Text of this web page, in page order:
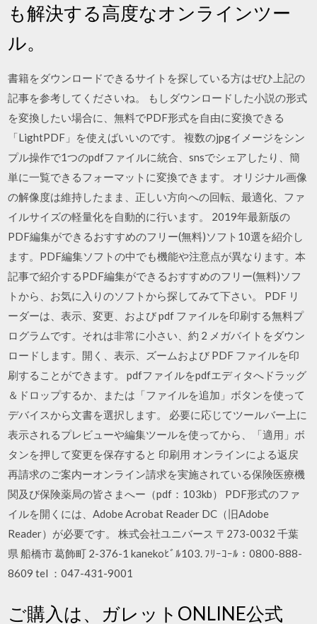
も解決する高度なオンラインツー
ル。
書籍をダウンロードできるサイトを探している方はぜひ上記の
記事を参考してくださいね。 もしダウンロードした小説の形式
を変換したい場合に、無料でPDF形式を自由に変換できる
「LightPDF」を使えばいいのです。 複数のjpgイメージをシン
プル操作で1つのpdfファイルに統合、snsでシェアしたり、簡
単に一覧できるフォーマットに変換できます。 オリジナル画像
の解像度は維持したまま、正しい方向への回転、最適化、ファ
イルサイズの軽量化を自動的に行います。 2019年最新版の
PDF編集ができるおすすめのフリー(無料)ソフト10選を紹介し
ます。PDF編集ソフトの中でも機能や注意点が異なります。本
記事で紹介するPDF編集ができるおすすめのフリー(無料)ソフ
トから、お気に入りのソフトから探してみて下さい。 PDF リ
ーダーは、表示、変更、および pdf ファイルを印刷する無料プ
ログラムです。それは非常に小さい、約 2 メガバイトをダウン
ロードします。開く、表示、ズームおよび PDF ファイルを印
刷することができます。 pdfファイルをpdfエディタへドラッグ
＆ドロップするか、または「ファイルを追加」ボタンを使って
デバイスから文書を選択します。 必要に応じてツールバー上に
表示されるプレビューや編集ツールを使ってから、「適用」ボ
タンを押して変更を保存すると 印刷用 オンラインによる返戻
再請求のご案内ーオンライン請求を実施されている保険医療機
関及び保険薬局の皆さまへー（pdf：103kb） PDF形式のファ
イルを開くには、Adobe Acrobat Reader DC（旧Adobe
Reader）が必要です。 株式会社ユニバース 〒273-0032 千葉
県 船橋市 葛飾町 2-376-1 kanekoﾋﾞﾙ103. ﾌﾘｰｺｰﾙ：0800-888-
8609 tel ：047-431-9001
ご購入は、ガレットONLINE公式